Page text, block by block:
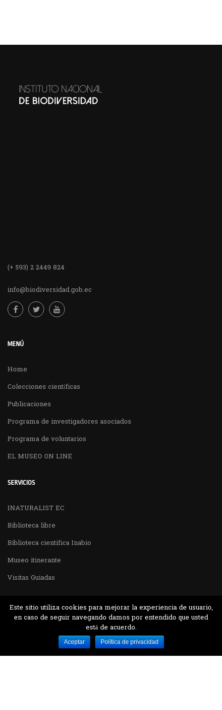
(+ 593) 2 2449 824
info@biodiversidad.gob.ec
MENÚ
Home
Colecciones científicas
Publicaciones
Programa de investigadores asociados
Programa de voluntarios
EL MUSEO ON LINE
SERVICIOS
INATURALIST EC
Biblioteca libre
Biblioteca cientifica Inabio
Museo itinerante
Visitas Guiadas
Desarrollado por MJTEC.
Este sitio utiliza cookies para mejorar la experiencia de usuario,
en caso de seguir navegando damos por entendido que usted
está de acuerdo.
Aceptar Política de privacidad